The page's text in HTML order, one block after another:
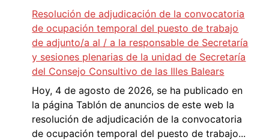
Resolución de adjudicación de la convocatoria
de ocupación temporal del puesto de trabajo
de adjunto/a al / a la responsable de Secretaría
y sesiones plenarias de la unidad de Secretaría
del Consejo Consultivo de las Illes Balears
Hoy, 4 de agosto de 2026, se ha publicado en
la página Tablón de anuncios de este web la
resolución de adjudicación de la convocatoria
de ocupación temporal del puesto de trabajo...